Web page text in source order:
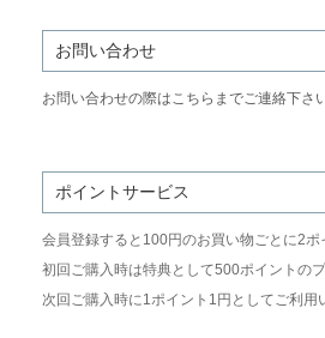
お問い合わせ
お問い合わせの際はこちらまでご連絡下さ
ポイントサービス
会員登録すると100円のお買い物ごとに2ポ
初回ご購入時は特典として500ポイントのプ
次回ご購入時に1ポイント1円としてご利用